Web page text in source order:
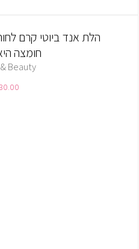
הלת אנד ביוטי קרם
חומצה
Beauty